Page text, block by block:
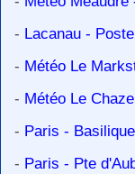
- Lacanau -
- Météo Le
- Météo Le
- Paris -
- Paris - Pte